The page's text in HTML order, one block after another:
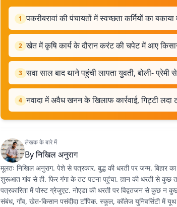
1 पकरीबरावां की पंचायतों में स्वच्छता कर्मियों का
2 खेत में कृषि कार्य के दौरान करंट की चपेट में आए
3 सवा साल बाद थाने पहुंची लापता युवती, बोली- प्रेमी
4 नवादा में अवैध खनन के खिलाफ कार्रवाई, गिट्टी
लेखक के बारे में
Byनिखिल अनुराग
मूलतः निखिल अनुराग. पेशे से पत्रकार. बुद्ध की धरती पर जन्म. बिहार
शुरूआत गांव से ही. फिर गंगा के तट पटना पहुंचा. ज्ञान की धरती से कुछ
पत्रकारिता में पोस्ट ग्रेजुएट. नोएडा की धरती पर विद्वतजन से कुछ न
संबंध, गाँव, खेत-किसान पसंदीदा टॉपिक. स्कूल, कॉलेज युनिवर्सिटी में